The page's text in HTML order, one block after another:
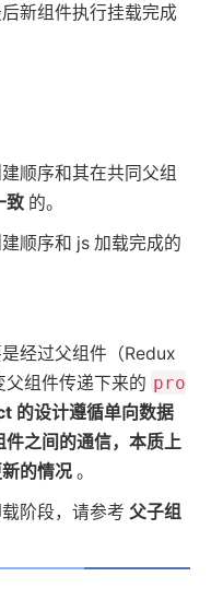
新组件执行挂载完成
顺序和其在共同父组
致 的。
顺序和 js 加载完成的
经过父组件（Redux
组件传递下来的 pro
的设计遵循单向数据
件之间的通信，本质上
的情况 。
阶段，请参考 父子组